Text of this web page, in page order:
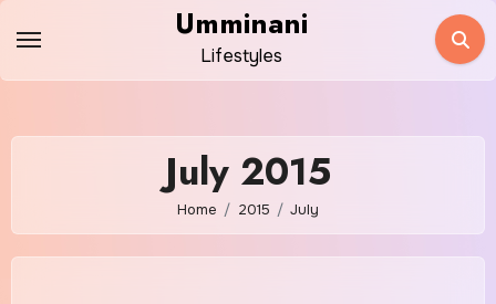
content
Umminani
Lifestyles
July 2015
Home 2015 July